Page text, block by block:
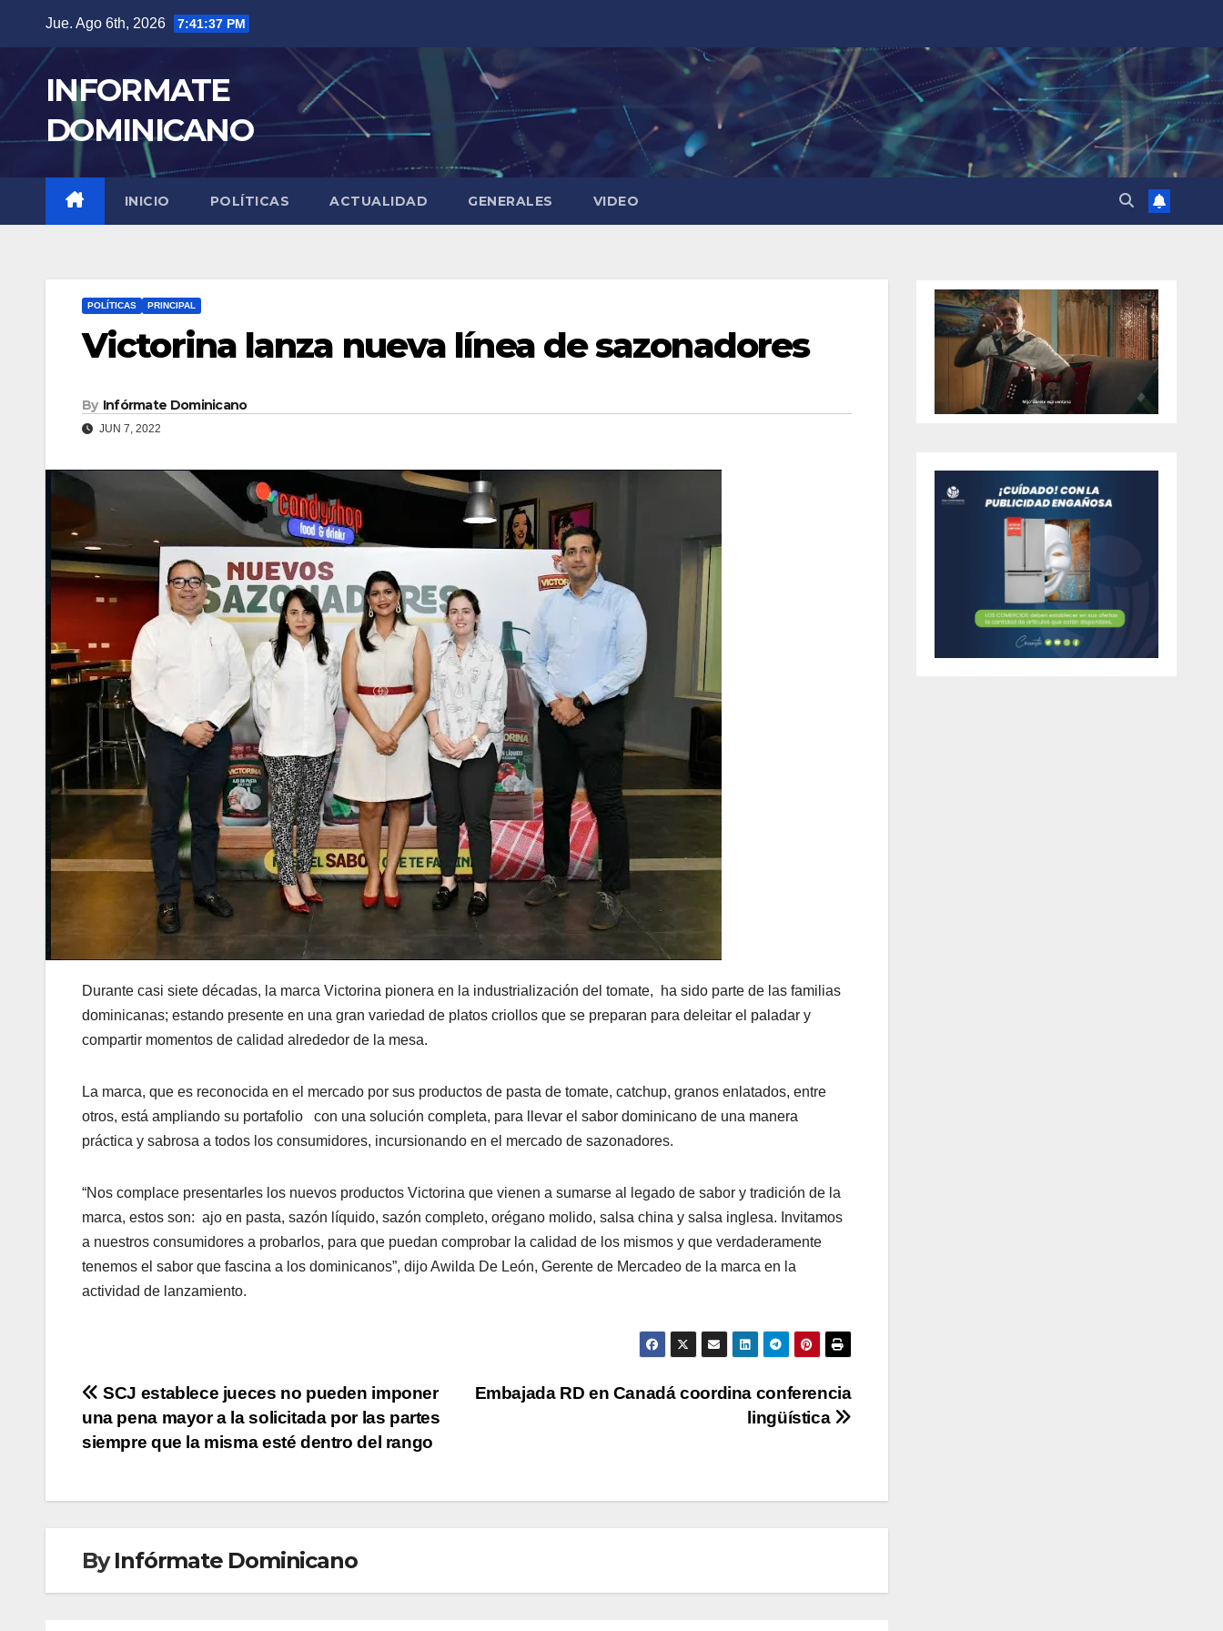
content
Jue. Ago 6th, 2026 7:41:38 PM
INFORMATE
DOMINICANO
INICIO POLÍTICAS ACTUALIDAD GENERALES VIDEO
POLÍTICAS PRINCIPAL
Victorina lanza nueva línea de sazonadores
By Infórmate Dominicano
JUN 7, 2022
Durante casi siete décadas, la marca Victorina pionera en la industrialización del tomate, ha sido parte de las familias
dominicanas; estando presente en una gran variedad de platos criollos que se preparan para deleitar el paladar y
compartir momentos de calidad alrededor de la mesa.
La marca, que es reconocida en el mercado por sus productos de pasta de tomate, catchup, granos enlatados, entre
otros, está ampliando su portafolio con una solución completa, para llevar el sabor dominicano de una manera
práctica y sabrosa a todos los consumidores, incursionando en el mercado de sazonadores.
“Nos complace presentarles los nuevos productos Victorina que vienen a sumarse al legado de sabor y tradición de la
marca, estos son: ajo en pasta, sazón líquido, sazón completo, orégano molido, salsa china y salsa inglesa. Invitamos
a nuestros consumidores a probarlos, para que puedan comprobar la calidad de los mismos y que verdaderamente
tenemos el sabor que fascina a los dominicanos”, dijo Awilda De León, Gerente de Mercadeo de la marca en la
actividad de lanzamiento.
Navegación
de
Embajada RD en Canadá coordina conferencia
lingüística
SCJ establece jueces no pueden imponer
una pena mayor a la solicitada por las partes
siempre que la misma esté dentro del rango
ByInfórmate Dominicano